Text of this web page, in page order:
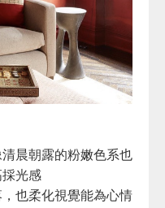
晨朝露的粉嫩色系也
光感
也柔化視覺能為心情